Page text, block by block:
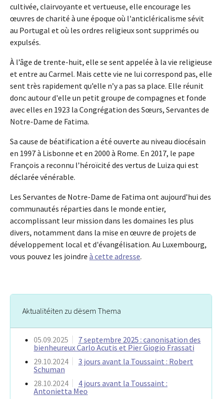
cultivée, clairvoyante et vertueuse, elle encourage les
œuvres de charité à une époque où l'anticléricalisme sévit
au Portugal et où les ordres religieux sont supprimés ou
expulsés.
À l’âge de trente-huit, elle se sent appelée à la vie religieuse
et entre au Carmel. Mais cette vie ne lui correspond pas, elle
sent très rapidement qu’elle n’y a pas sa place. Elle réunit
donc autour d'elle un petit groupe de compagnes et fonde
avec elles en 1923 la Congrégation des Sœurs, Servantes de
Notre-Dame de Fatima.
Sa cause de béatification a été ouverte au niveau diocésain
en 1997 à Lisbonne et en 2000 à Rome. En 2017, le pape
François a reconnu l’héroïcité des vertus de Luiza qui est
déclarée vénérable.
Les Servantes de Notre-Dame de Fatima ont aujourd’hui des
communautés réparties dans le monde entier,
accomplissant leur mission dans les domaines les plus
divers, notamment dans la mise en œuvre de projets de
développement local et d'évangélisation. Au Luxembourg,
vous pouvez les joindre à cette adresse.
Aktualitéiten zu dësem Thema
05.09.2025
7 septembre 2025 : canonisation des
bienheureux Carlo Acutis et Pier Giogio Frassati
29.10.2024
3 jours avant la Toussaint : Robert
Schuman
28.10.2024
4 jours avant la Toussaint :
Antonietta Meo